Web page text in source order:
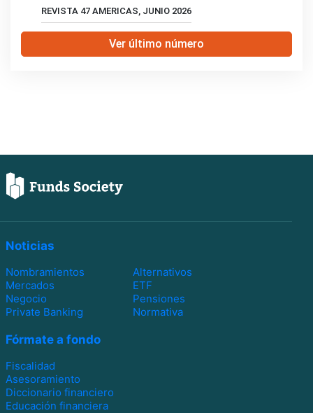
REVISTA 47 AMERICAS, JUNIO 2026
Ver último número
Noticias
Nombramientos
Alternativos
Mercados
ETF
Negocio
Pensiones
Private Banking
Normativa
Fórmate a fondo
Fiscalidad
Asesoramiento
Diccionario financiero
Educación financiera